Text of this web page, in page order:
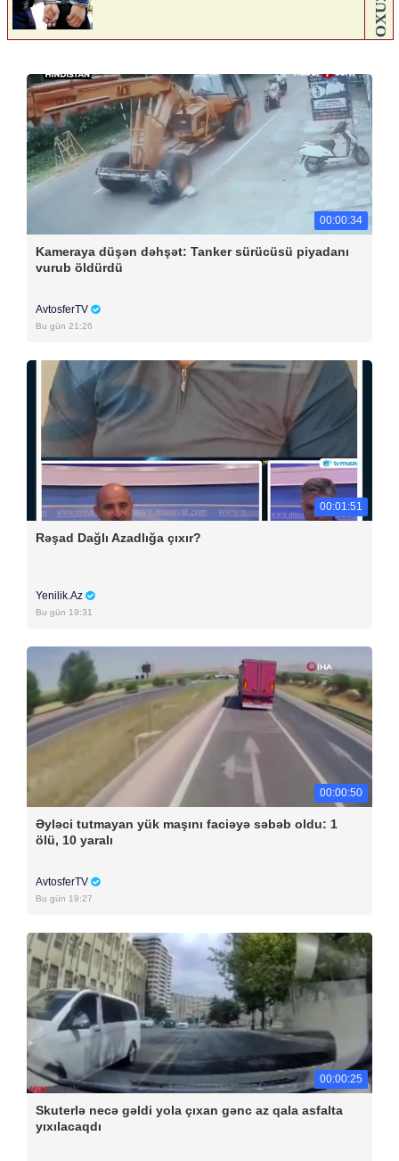
00:00:34
Kameraya düşən dəhşət: Tanker sürücüsü piyadanı
vurub öldürdü
AvtosferTV
Bu gün 21:26
00:01:51
Rəşad Dağlı Azadlığa çıxır?
Yenilik.Az
Bu gün 19:31
00:00:50
Əyləci tutmayan yük maşını faciəyə səbəb oldu: 1
ölü, 10 yaralı
AvtosferTV
Bu gün 19:27
00:00:25
Skuterlə necə gəldi yola çıxan gənc az qala asfalta
yıxılacaqdı